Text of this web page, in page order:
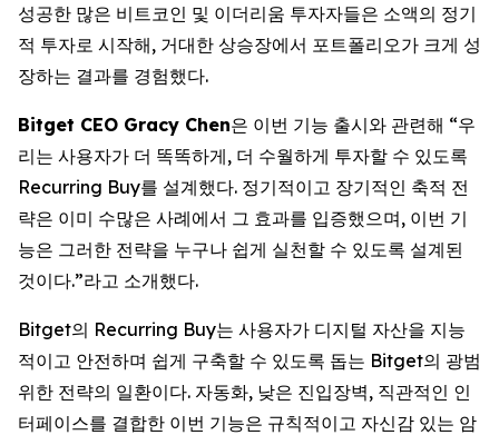
성공한 많은 비트코인 및 이더리움 투자자들은 소액의 정기
적 투자로 시작해, 거대한 상승장에서 포트폴리오가 크게 성
장하는 결과를 경험했다.
Bitget CEO Gracy Chen은 이번 기능 출시와 관련해 “우
리는 사용자가 더 똑똑하게, 더 수월하게 투자할 수 있도록
Recurring Buy를 설계했다. 정기적이고 장기적인 축적 전
략은 이미 수많은 사례에서 그 효과를 입증했으며, 이번 기
능은 그러한 전략을 누구나 쉽게 실천할 수 있도록 설계된
것이다.”라고 소개했다.
Bitget의 Recurring Buy는 사용자가 디지털 자산을 지능
적이고 안전하며 쉽게 구축할 수 있도록 돕는 Bitget의 광범
위한 전략의 일환이다. 자동화, 낮은 진입장벽, 직관적인 인
터페이스를 결합한 이번 기능은 규칙적이고 자신감 있는 암